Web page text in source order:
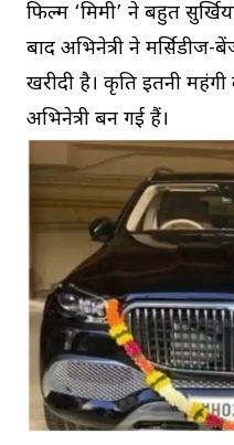
फिल्म ‘मिमी’ ने बहुत
बाद अभिनेत्री ने
खरीदी है। कृति इतनी
अभिनेत्री बन गई हैं।